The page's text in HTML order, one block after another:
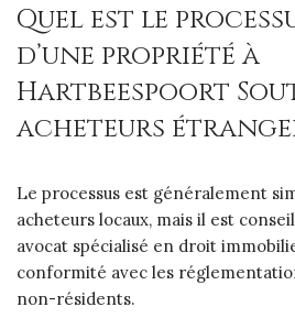
Quel est le
d’une propriété à
Hartbeespoort
acheteurs
Le processus est généralement
acheteurs locaux, mais il est
avocat spécialisé en droit
conformité avec les
non-résidents.